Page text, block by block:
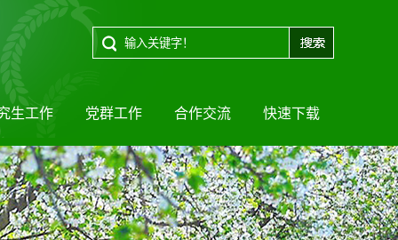
生工作 党群工作 合作交流 快速下载